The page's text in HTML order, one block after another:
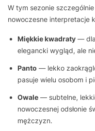
W tym sezonie
nowoczesne interpretacje
Miękkie kwadraty —
elegancki wygląd, ale
Panto — lekko
pasuje wielu osobom i
Owale — subtelne,
nowoczesnej odsłonie
mężczyzn.